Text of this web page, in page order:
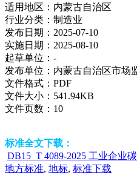
适用地区： 内蒙古自治区
行业分类： 制造业
发布日期： 2025-07-10
实施日期： 2025-08-10
起草单位： -
发布单位： 内蒙古自治区市场
文件格式： PDF
文件大小： 541.94KB
文件页数： 10
标准全文下载：
DB15_T 4089-2025 工业企业
地方标准, 地标, 标准下载